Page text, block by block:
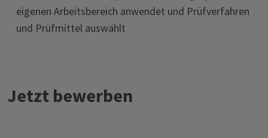
eigenen Arbeitsbereich anwendet und Prüfverfahren
und Prüfmittel auswählt
Jetzt bewerben